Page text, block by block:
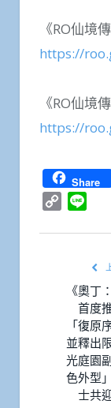
《RO仙境
https://
《RO仙境
https://
Share
Copy
《奧丁
首度
「復原
並釋出
光庭園
色外型
士共